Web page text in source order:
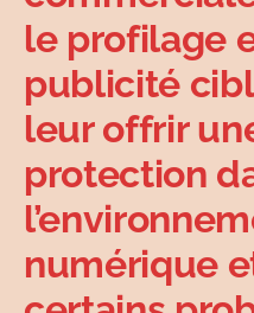
le profilage
publicité
leur offrir
protection
numérique